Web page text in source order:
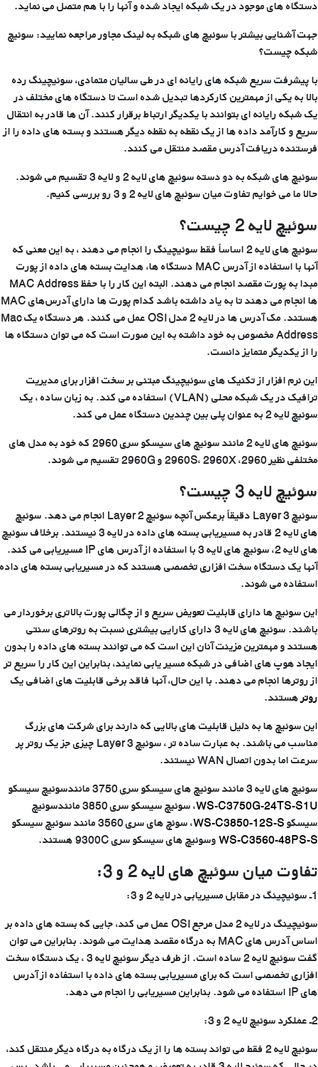
دستگاه های موجود در یک شبکه ایجاد شده و آنها را با هم متصل می نماید.
جهت آشنایی بیشتر با سوئیچ های شبکه به لینک مجاور مراجعه نمایید: سوئیچ
شبکه چیست؟
با پیشرفت سریع شبکه های رایانه ای در طی سالیان متمادی، سوئیچینگ رده
بالا به یکی از مهمترین کارکردها تبدیل شده است تا دستگاه های مختلف در
یک شبکه رایانه ای بتوانند با یکدیگر ارتباط برقرار کنند. آن ها قادر به انتقال
سریع و کارآمد داده ها از یک نقطه به نقطه دیگر هستند و بسته های داده را از
فرستنده دریافت آدرس مقصد منتقل می کنند.
سوئیچ های شبکه به دو دسته سوئیچ های لایه 2 و لایه 3 تقسیم می شوند.
حالا ما می خوایم تفاوت میان سوئیچ های لایه 2 و 3 رو بررسی کنیم.
سوئیچ لایه 2 چیست؟
سوئیچ های لایه 2 اساساً فقط سوئیچینگ را انجام می دهند ، به این معنی که
آنها با استفاده از آدرس MAC دستگاه ها، هدایت بسته های داده از پورت
مبدا به پورت مقصد انجام می دهند. البته این کار را با حفظ MAC Address
ها انجام می دهند تا به یاد داشته باشد کدام پورت ها دارای آدرس‌های MAC
هستند. مک آدرس ها در لایه 2 مدل OSI عمل می کنند. هر دستگاه یک Mac
Address مخصوص به خود داشته به این صورت است که می توان دستگاه ها
را از یکدیگر متمایز دانست.
این نرم افزار از تکنیک های سوئیچینگ مبتنی بر سخت افزار برای مدیریت
ترافیک در یک شبکه محلی (VLAN) استفاده می کند. به زبان ساده ، یک
سوئیچ لایه 2 به عنوان پلی بین چندین دستگاه عمل می کند.
سوئیچ های لایه 2 مانند سوئیچ های سیسکو سری 2960 که خود به مدل های
مختلفی نظیر 2960، 2960S، 2960X و 2960G تقسیم می شوند.
سوئیچ لایه 3 چیست؟
سوئیچ Layer 3 دقیقاً برعکس آنچه سوئیچ Layer 2 انجام می دهد. سوئیچ
های لایه 2 قادر به مسیریابی بسته های داده در لایه 3 نیستند. برخلاف سوئیچ
های لایه 2، سوئیچ های لایه 3 با استفاده از آدرس های IP مسیریابی می کند.
آنها یک دستگاه سخت افزاری تخصصی هستند که در مسیریابی بسته های داده
استفاده می شوند.
این سوئیچ ها دارای قابلیت تعویض سریع و از چگالی پورت بالاتری برخوردار می
باشند. سوئیچ های لایه 3 دارای کارایی بیشتری نسبت به روترهای سنتی
هستند و مهمترین مزینت آنان این است که می توانند بسته های داده را بدون
ایجاد هوپ های اضافی در شبکه مسیر یابی نمایند، بنابراین این کار را سریع تر
از روترها انجام می دهند. با این حال، آنها فاقد برخی قابلیت های اضافی یک
روترهستند.
این سوئیچ ها به دلیل قابلیت های بالایی که دارند برای شرکت های بزرگ
مناسب می باشند. به عبارت ساده تر ، سوئیچ Layer 3 چیزی جز یک روتر پر
سرعت اما بدون اتصال WAN نیستند.
سوئیچ های لایه 3 مانند سوئیچ های سیسکو سری 3750 مانندسوئیچ سیسکو
WS-C3750G-24TS-S1U
، سوئیچ سیسکو سری 3850 مانندسوئیچ
سیسکوWS-C3850-12S-S، سوئچ های سری 3560 مانند سوئیچ سیسکو
WS-C3560-48PS-Sوسوئیچ های سیسکو سری 9300C هستند.
تفاوت میان سوئیچ های لایه 2 و 3:
1ـ سوئیچینگ در مقابل مسیریابی در لایه 2 و 3:
سوئیچینگ در لایه 2 مدل مرجع OSI عمل می کند، جایی که بسته های داده بر
اساس آدرس های MAC به درگاه مقصد هدایت می شوند. بنابراین می توان
گفت سوئیچ لایه 2 ساده است. از طرف دیگر سوئیچ لایه 3 ، یک دستگاه سخت
افزاری تخصصی است که برای مسیریابی بسته های داده با استفاده از آدرس
های IP استفاده می شود. بنابراین مسیریابی را انجام می دهد.
2ـ عملکرد سوئیچ لایه 2 و 3:
سوئیچ لایه 2 فقط می تواند بسته ها را از یک درگاه به درگاه دیگر منتقل کند،